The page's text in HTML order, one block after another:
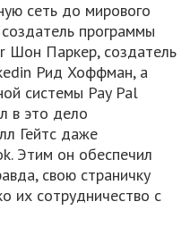
сеть до мирового
программы
Шон Паркер, создатель
Рид Хоффман, а
системы Pay Pal
в это дело
Гейтс даже
Этим он обеспечил
свою страничку
их сотрудничество с